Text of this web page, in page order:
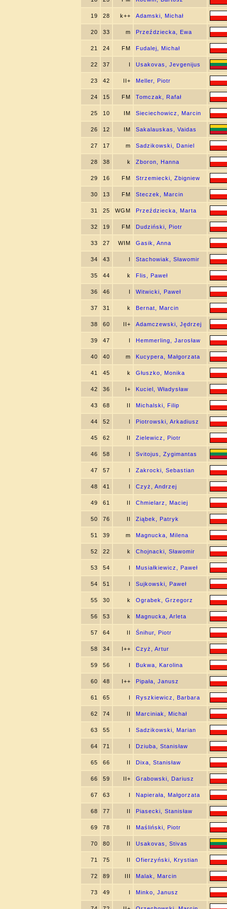
19 28 k++ Adamski, Michał
20 33 m Przeździecka, Ewa
21 24 FM Fudalej, Michał
22 37 I Usakovas, Jevgenijus
23 42 II+ Meller, Piotr
24 15 FM Tomczak, Rafał
25 10 IM Sieciechowicz, Marcin
26 12 IM Sakalauskas, Vaidas
27 17 m Sadzikowski, Daniel
28 38 k Zboron, Hanna
29 16 FM Strzemiecki, Zbigniew
30 13 FM Steczek, Marcin
31 25 WGM Przeździecka, Marta
32 19 FM Dudziński, Piotr
33 27 WIM Gasik, Anna
34 43 I Stachowiak, Sławomir
35 44 k Flis, Paweł
36 46 I Witwicki, Paweł
37 31 k Bernat, Marcin
38 60 II+ Adamczewski, Jędrzej
39 47 I Hemmerling, Jarosław
40 40 m Kucypera, Małgorzata
41 45 k Głuszko, Monika
42 36 I+ Kuciel, Władysław
43 68 II Michalski, Filip
44 52 I Piotrowski, Arkadiusz
45 62 II Zielewicz, Piotr
46 58 I Svitojus, Zygimantas
47 57 I Zakrocki, Sebastian
48 41 I Czyż, Andrzej
49 61 II Chmielarz, Maciej
50 76 II Ziąbek, Patryk
51 39 m Magnucka, Milena
52 22 k Chojnacki, Sławomir
53 54 I Musiałkiewicz, Paweł
54 51 I Sujkowski, Paweł
55 30 k Ograbek, Grzegorz
56 53 k Magnucka, Arleta
57 64 II Śnihur, Piotr
58 34 I++ Czyż, Artur
59 56 I Bukwa, Karolina
60 48 I++ Pipała, Janusz
61 65 I Ryszkiewicz, Barbara
62 74 II Marciniak, Michał
63 55 I Sadzikowski, Marian
64 71 I Dziuba, Stanisław
65 66 II Dixa, Stanisław
66 59 II+ Grabowski, Dariusz
67 63 I Napierała, Małgorzata
68 77 II Piasecki, Stanisław
69 78 II Maśliński, Piotr
70 80 II Usakovas, Stivas
71 75 II Ofierzyński, Krystian
72 89 III Malak, Marcin
73 49 I Minko, Janusz